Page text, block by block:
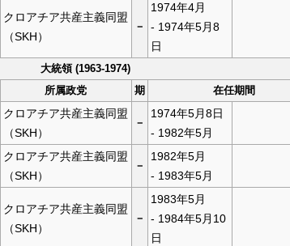
クロアチア共産主義同盟
（SKH）
－
1974年4月
- 1974年5月8
日
大統領 (1963-1974)
所属政党 期 在任期間
クロアチア共産主義同盟
（SKH）
－
1974年5月8日
- 1982年5月
クロアチア共産主義同盟
（SKH）
－
1982年5月
- 1983年5月
クロアチア共産主義同盟
（SKH）
－
1983年5月
- 1984年5月10
日